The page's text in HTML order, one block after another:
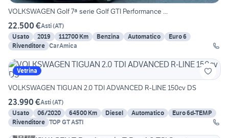
VOLKSWAGEN Golf 7ª serie Golf GTI Performance ...
22.500 €Asti(AT)
Usato
2019 112700 Km Benzina Automatico
Euro 6
Rivenditore CarAmica
Vetrina
VOLKSWAGEN TIGUAN 2.0 TDI ADVANCED R-LINE 150cv DS
23.990 €Asti(AT)
Usato
06/2020 64500 Km Diesel Automatico
Euro 6d-TEMP
Rivenditore TOP GT ASTI